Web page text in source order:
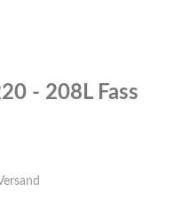
- 208L Fass